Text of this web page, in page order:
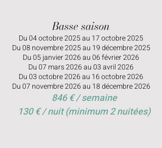
Basse saison
Du 04 octobre 2025 au 17 octobre 2025
Du 08 novembre 2025 au 19 décembre 2025
Du 05 janvier 2026 au 06 février 2026
Du 07 mars 2026 au 03 avril 2026
Du 03 octobre 2026 au 16 octobre 2026
Du 07 novembre 2026 au 18 décembre 2026
846 € / semaine
130 € / nuit (minimum 2 nuitées)